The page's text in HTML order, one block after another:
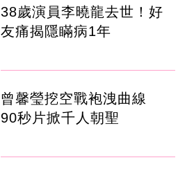
38歲演員李曉龍去世！好
友痛揭隱瞞病1年
曾馨瑩挖空戰袍洩曲線
90秒片掀千人朝聖